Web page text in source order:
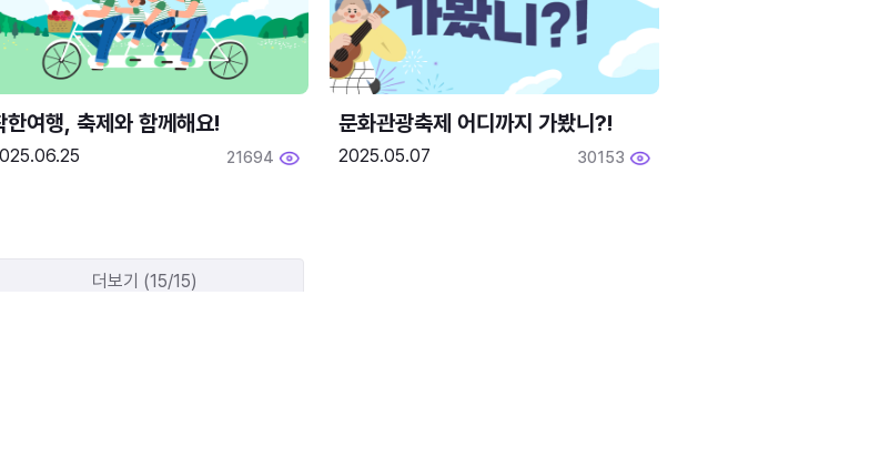
한여행, 축제와 함께해요!
21694
문화관광축제 어디까지 가봤니?!
2025.05.07 30153
더보기 (15/15)